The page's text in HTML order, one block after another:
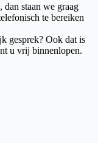
dan staan we graag
te bereiken
gesprek? Ook dat is
u vrij binnenlopen.